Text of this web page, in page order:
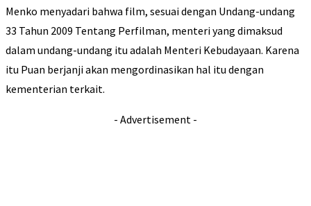
Menko menyadari bahwa film, sesuai dengan Undang-undang
33 Tahun 2009 Tentang Perfilman, menteri yang dimaksud
dalam undang-undang itu adalah Menteri Kebudayaan. Karena
itu Puan berjanji akan mengordinasikan hal itu dengan
kementerian terkait.
- Advertisement -